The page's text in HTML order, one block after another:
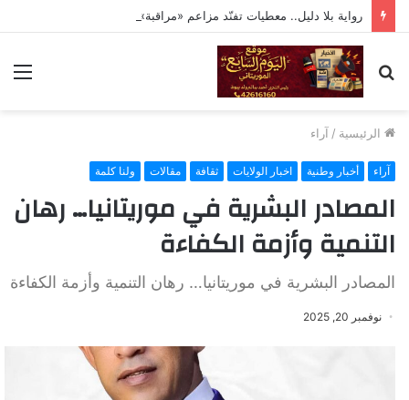
رواية بلا دليل.. معطيات تفنّد مزاعم «مراقبة» تحركات ولد حدمين
بحث
عن
الرئيسية / آراء
آراء أخبار وطنية اخبار الولايات ثقافة مقالات ولنا كلمة
المصادر البشرية في موريتانيا… رهان
التنمية وأزمة الكفاءة
المصادر البشرية في موريتانيا… رهان التنمية وأزمة الكفاءة
نوفمبر 20, 2025